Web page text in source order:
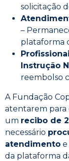
solicitação
–
plataforma
Instrução
reembolso
A Fundação
atentarem para
um recibo de
necessário
atendimento e
da plataforma